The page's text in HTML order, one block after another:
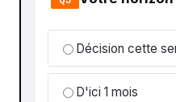
Décision cette
D'ici 1 mois